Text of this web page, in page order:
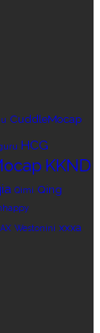
CuddleMocap
HCG
KKND
Qimi Qing
Westonini xxxa